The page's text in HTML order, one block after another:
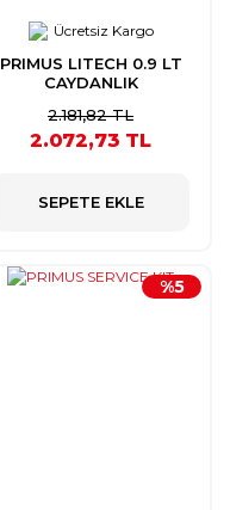
Ücretsiz Kargo
PRIMUS LITECH 0.9 LT
CAYDANLIK
2.181,82 TL
2.072,73 TL
SEPETE EKLE
%5